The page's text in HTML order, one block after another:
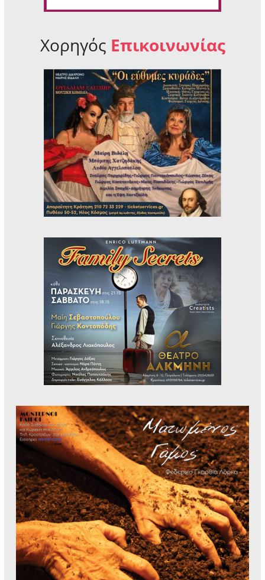
Χορηγός Επικοινωνίας